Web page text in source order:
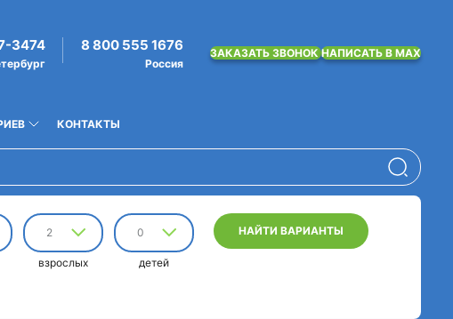
3474 8 800 555 1676
Россия
ЗАКАЗАТЬ ЗВОНОКНАПИСАТЬ В MAX
КОНТАКТЫ
2
взрослых
0
детей
НАЙТИ ВАРИАНТЫ